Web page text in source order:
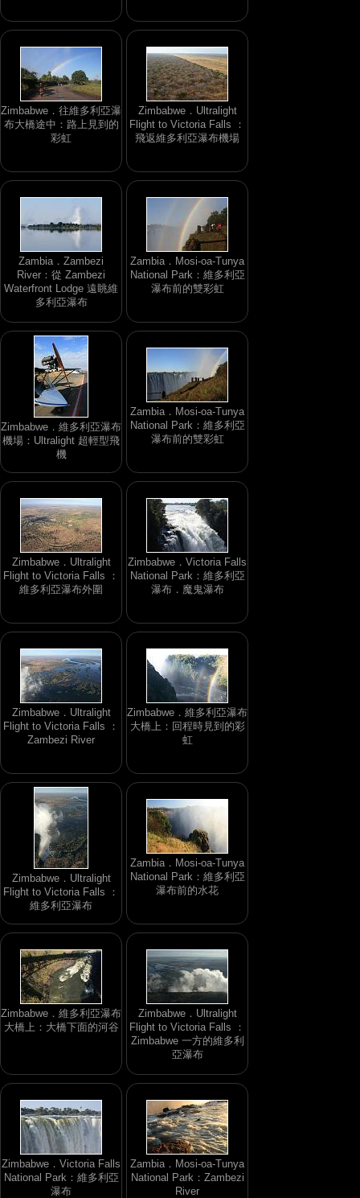
Zimbabwe．往維多利亞瀑
布大橋途中：路上見到的
彩虹
Zimbabwe．Ultralight
Flight to Victoria Falls ：
飛返維多利亞瀑布機場
Zambia．Zambezi
River：從 Zambezi
Waterfront Lodge 遠眺維
多利亞瀑布
Zambia．Mosi-oa-Tunya
National Park：維多利亞
瀑布前的雙彩虹
Zimbabwe．維多利亞瀑布
機場：Ultralight 超輕型飛
機
Zambia．Mosi-oa-Tunya
National Park：維多利亞
瀑布前的雙彩虹
Zimbabwe．Ultralight
Flight to Victoria Falls ：
維多利亞瀑布外圍
Zimbabwe．Victoria Falls
National Park：維多利亞
瀑布．魔鬼瀑布
Zimbabwe．Ultralight
Flight to Victoria Falls ：
Zambezi River
Zimbabwe．維多利亞瀑布
大橋上：回程時見到的彩
虹
Zimbabwe．Ultralight
Flight to Victoria Falls ：
維多利亞瀑布
Zambia．Mosi-oa-Tunya
National Park：維多利亞
瀑布前的水花
Zimbabwe．維多利亞瀑布
大橋上：大橋下面的河谷
Zimbabwe．Ultralight
Flight to Victoria Falls ：
Zimbabwe 一方的維多利
亞瀑布
Zimbabwe．Victoria Falls
National Park：維多利亞
瀑布
Zambia．Mosi-oa-Tunya
National Park：Zambezi
River